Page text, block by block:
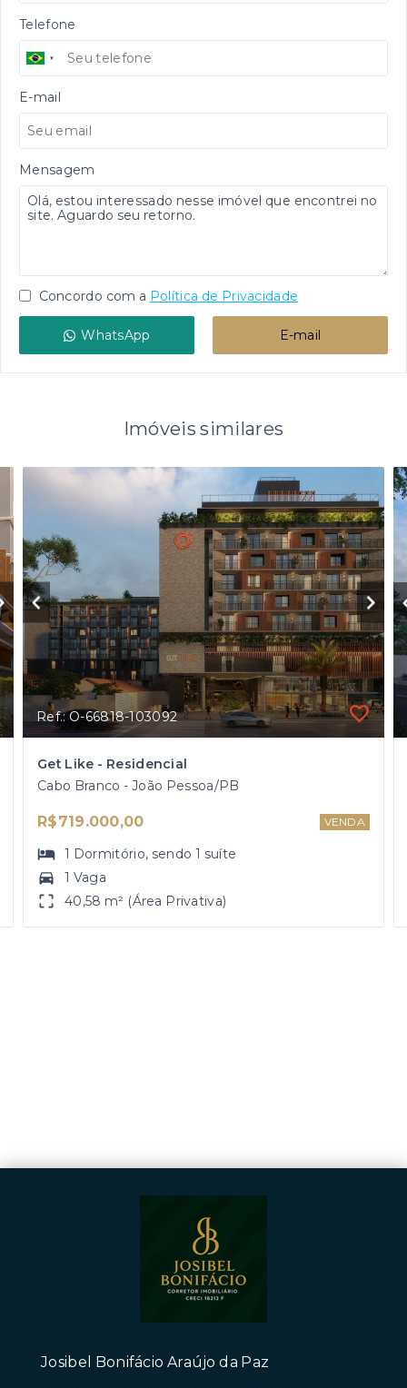
Telefone
E-mail
Mensagem
Concordo com a Política de Privacidade
WhatsApp E-mail
Imóveis similares
Ref.: O-66818-103092
Get Like - Residencial
Cabo Branco - João Pessoa/PB
R$719.000,00 VENDA
1 Dormitório, sendo 1 suíte
1 Vaga
40,58 m² (Área Privativa)
Josibel Bonifácio Araújo da Paz